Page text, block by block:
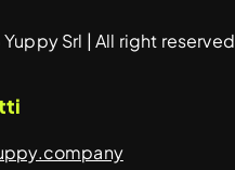
Srl | All right reserved